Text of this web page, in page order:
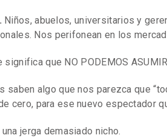
Niños, abuelos, universitarios y
Nos perifonean en los
que NO PODEMOS
saben algo que nos parezca que
cero, para ese nuevo espectador
jerga demasiado nicho.